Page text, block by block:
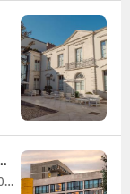
- ÎLE DE NANTES